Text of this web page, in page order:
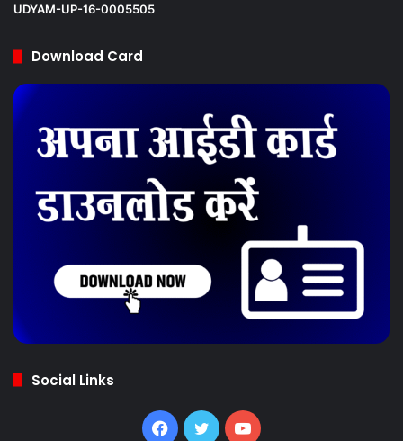
UDYAM-UP-16-0005505
Download Card
Social Links
Facebook
TwitterYouTube